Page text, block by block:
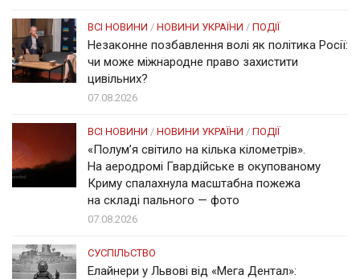
ВСІ НОВИНИ / НОВИНИ УКРАЇНИ / ПОДІЇ
Незаконне позбавлення волі як політика Росії:
чи може міжнародне право захистити
цивільних?
07.08.2026
ВСІ НОВИНИ / НОВИНИ УКРАЇНИ / ПОДІЇ
«Полум’я світило на кілька кілометрів».
На аеродромі Гвардійське в окупованому
Криму спалахнула масштабна пожежа
на складі пального — фото
07.08.2026
СУСПІЛЬСТВО
Елайнери у Львові від «Мега Дентал»: